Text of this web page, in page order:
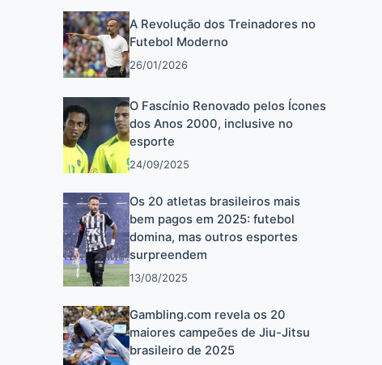
A Revolução dos Treinadores no
Futebol Moderno
26/01/2026
O Fascínio Renovado pelos Ícones
dos Anos 2000, inclusive no
esporte
24/09/2025
Os 20 atletas brasileiros mais
bem pagos em 2025: futebol
domina, mas outros esportes
surpreendem
13/08/2025
Gambling.com revela os 20
maiores campeões de Jiu-Jitsu
brasileiro de 2025